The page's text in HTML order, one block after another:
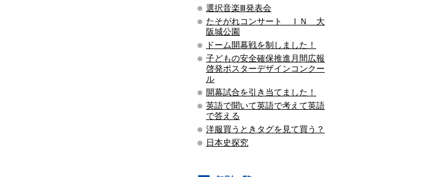
選択音楽Ⅲ発表会
たそがれコンサート ＩＮ 大
阪城公園
ドーム開幕戦を制しました！
子どもの安全確保推進月間広報
啓発ポスターデザインコンクー
ル
開幕試合を引き当てました！
英語で聞いて英語で考えて英語
で答える
洋服買うときタグを見て買う？
日本史探究